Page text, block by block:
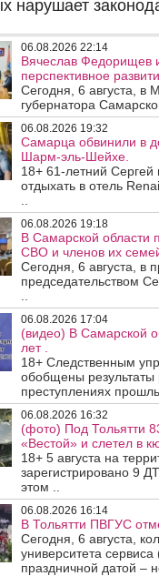
06.08.2026 22:14
Вячеслав Федорищев
перспективное
Сегодня, 6 августа, в
губернатора
06.08.2026 19:32
Самарца обвинили в
Шарм-эль-Шейхе.
18+ 61-летний
отдыхать в отель
06.08.2026 19:18
В Самарской области
СВО и членов их
Сегодня, 6 августа, в
председательством
06.08.2026 17:04
(видео) В Самарской
лет .
18+ Следственным
обобщены результаты
преступлениях
06.08.2026 16:32
(фото) Под Тольятти
«Вестой» и слетел в
18+ 5 августа на
зарегистрировано 9
этом ..
06.08.2026 16:14
В Тольятти ПВГУС
Сегодня, 6 августа,
университета
праздничной датой –